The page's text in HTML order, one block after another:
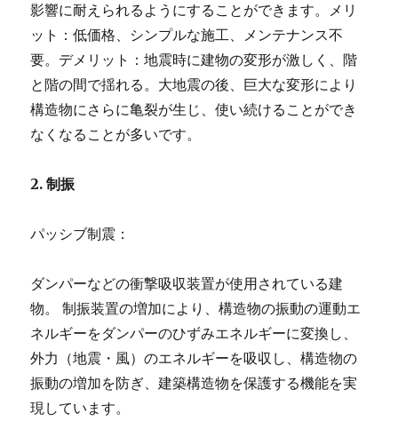
影響に耐えられるようにすることができます。メリ
ット：低価格、シンプルな施工、メンテナンス不
要。デメリット：地震時に建物の変形が激しく、階
と階の間で揺れる。大地震の後、巨大な変形により
構造物にさらに亀裂が生じ、使い続けることができ
なくなることが多いです。
2. 制振
パッシブ制震：
ダンパーなどの衝撃吸収装置が使用されている建
物。 制振装置の増加により、構造物の振動の運動エ
ネルギーをダンパーのひずみエネルギーに変換し、
外力（地震・風）のエネルギーを吸収し、構造物の
振動の増加を防ぎ、建築構造物を保護する機能を実
現しています。